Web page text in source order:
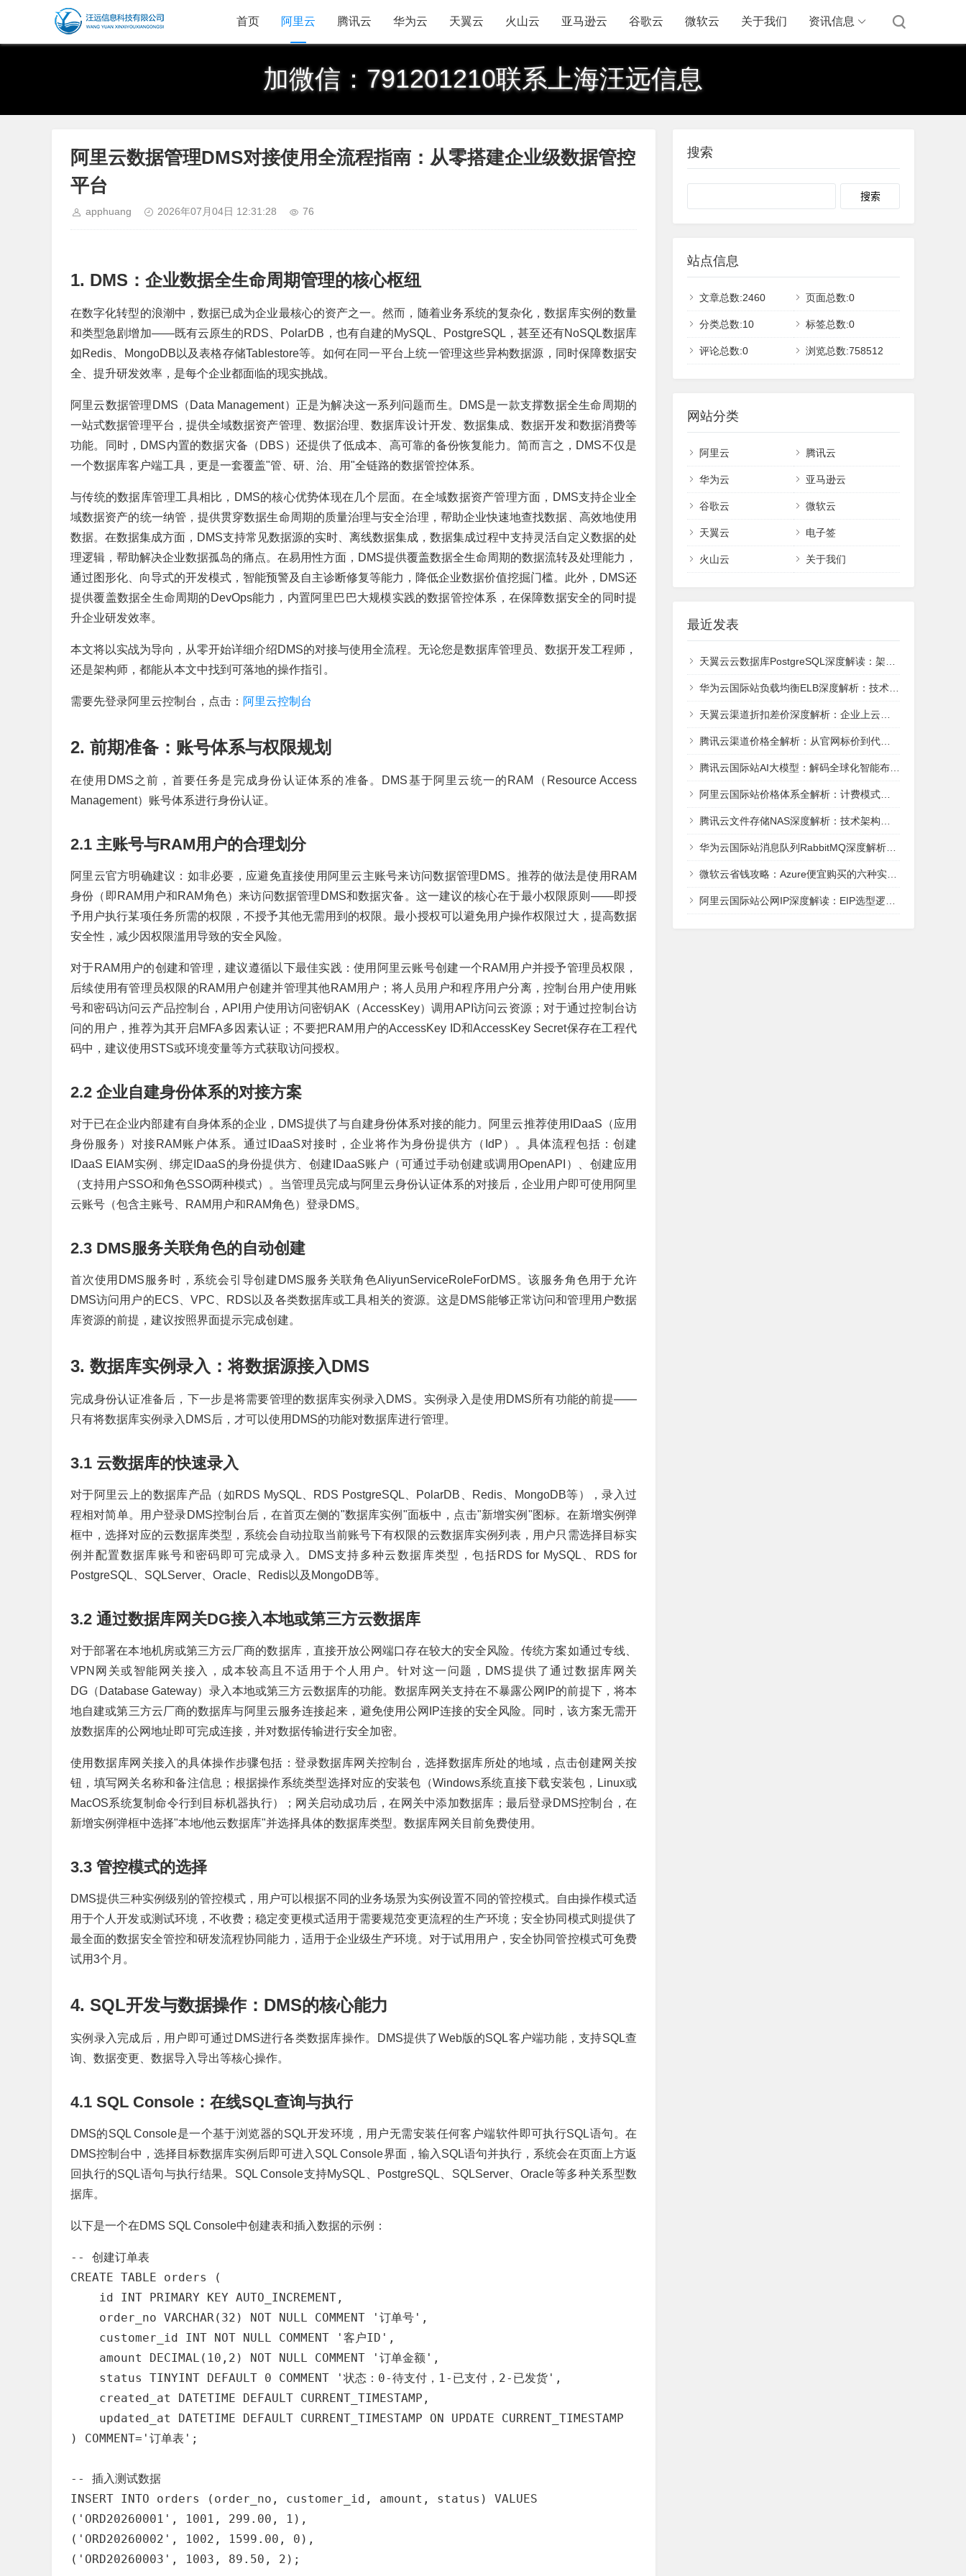
首页 阿里云 腾讯云 华为云 天翼云 火山云 亚马逊云 谷歌云 微软云 关于我们 资讯信息
加微信：791201210联系上海汪远信息
阿里云数据管理DMS对接使用全流程指南：从零搭建企业级数据管控
平台
apphuang 2026年07月04日 12:31:28 76
1. DMS：企业数据全生命周期管理的核心枢纽
在数字化转型的浪潮中，数据已成为企业最核心的资产之一。然而，随着业务系统的复杂化，数据库实例的数量
和类型急剧增加——既有云原生的RDS、PolarDB，也有自建的MySQL、PostgreSQL，甚至还有NoSQL数据库
如Redis、MongoDB以及表格存储Tablestore等。如何在同一平台上统一管理这些异构数据源，同时保障数据安
全、提升研发效率，是每个企业都面临的现实挑战。
阿里云数据管理DMS（Data Management）正是为解决这一系列问题而生。DMS是一款支撑数据全生命周期的
一站式数据管理平台，提供全域数据资产管理、数据治理、数据库设计开发、数据集成、数据开发和数据消费等
功能。同时，DMS内置的数据灾备（DBS）还提供了低成本、高可靠的备份恢复能力。简而言之，DMS不仅是
一个数据库客户端工具，更是一套覆盖"管、研、治、用"全链路的数据管控体系。
与传统的数据库管理工具相比，DMS的核心优势体现在几个层面。在全域数据资产管理方面，DMS支持企业全
域数据资产的统一纳管，提供贯穿数据生命周期的质量治理与安全治理，帮助企业快速地查找数据、高效地使用
数据。在数据集成方面，DMS支持常见数据源的实时、离线数据集成，数据集成过程中支持灵活自定义数据的处
理逻辑，帮助解决企业数据孤岛的痛点。在易用性方面，DMS提供覆盖数据全生命周期的数据流转及处理能力，
通过图形化、向导式的开发模式，智能预警及自主诊断修复等能力，降低企业数据价值挖掘门槛。此外，DMS还
提供覆盖数据全生命周期的DevOps能力，内置阿里巴巴大规模实践的数据管控体系，在保障数据安全的同时提
升企业研发效率。
本文将以实战为导向，从零开始详细介绍DMS的对接与使用全流程。无论您是数据库管理员、数据开发工程师，
还是架构师，都能从本文中找到可落地的操作指引。
需要先登录阿里云控制台，点击： 阿里云控制台
2. 前期准备：账号体系与权限规划
在使用DMS之前，首要任务是完成身份认证体系的准备。DMS基于阿里云统一的RAM（Resource Access
Management）账号体系进行身份认证。
2.1 主账号与RAM用户的合理划分
阿里云官方明确建议：如非必要，应避免直接使用阿里云主账号来访问数据管理DMS。推荐的做法是使用RAM
身份（即RAM用户和RAM角色）来访问数据管理DMS和数据灾备。这一建议的核心在于最小权限原则——即授
予用户执行某项任务所需的权限，不授予其他无需用到的权限。最小授权可以避免用户操作权限过大，提高数据
安全性，减少因权限滥用导致的安全风险。
对于RAM用户的创建和管理，建议遵循以下最佳实践：使用阿里云账号创建一个RAM用户并授予管理员权限，
后续使用有管理员权限的RAM用户创建并管理其他RAM用户；将人员用户和程序用户分离，控制台用户使用账
号和密码访问云产品控制台，API用户使用访问密钥AK（AccessKey）调用API访问云资源；对于通过控制台访
问的用户，推荐为其开启MFA多因素认证；不要把RAM用户的AccessKey ID和AccessKey Secret保存在工程代
码中，建议使用STS或环境变量等方式获取访问授权。
2.2 企业自建身份体系的对接方案
对于已在企业内部建有自身体系的企业，DMS提供了与自建身份体系对接的能力。阿里云推荐使用IDaaS（应用
身份服务）对接RAM账户体系。通过IDaaS对接时，企业将作为身份提供方（IdP）。具体流程包括：创建
IDaaS EIAM实例、绑定IDaaS的身份提供方、创建IDaaS账户（可通过手动创建或调用OpenAPI）、创建应用
（支持用户SSO和角色SSO两种模式）。当管理员完成与阿里云身份认证体系的对接后，企业用户即可使用阿里
云账号（包含主账号、RAM用户和RAM角色）登录DMS。
2.3 DMS服务关联角色的自动创建
首次使用DMS服务时，系统会引导创建DMS服务关联角色AliyunServiceRoleForDMS。该服务角色用于允许
DMS访问用户的ECS、VPC、RDS以及各类数据库或工具相关的资源。这是DMS能够正常访问和管理用户数据
库资源的前提，建议按照界面提示完成创建。
3. 数据库实例录入：将数据源接入DMS
完成身份认证准备后，下一步是将需要管理的数据库实例录入DMS。实例录入是使用DMS所有功能的前提——
只有将数据库实例录入DMS后，才可以使用DMS的功能对数据库进行管理。
3.1 云数据库的快速录入
对于阿里云上的数据库产品（如RDS MySQL、RDS PostgreSQL、PolarDB、Redis、MongoDB等），录入过
程相对简单。用户登录DMS控制台后，在首页左侧的"数据库实例"面板中，点击"新增实例"图标。在新增实例弹
框中，选择对应的云数据库类型，系统会自动拉取当前账号下有权限的云数据库实例列表，用户只需选择目标实
例并配置数据库账号和密码即可完成录入。DMS支持多种云数据库类型，包括RDS for MySQL、RDS for
PostgreSQL、SQLServer、Oracle、Redis以及MongoDB等。
3.2 通过数据库网关DG接入本地或第三方云数据库
对于部署在本地机房或第三方云厂商的数据库，直接开放公网端口存在较大的安全风险。传统方案如通过专线、
VPN网关或智能网关接入，成本较高且不适用于个人用户。针对这一问题，DMS提供了通过数据库网关
DG（Database Gateway）录入本地或第三方云数据库的功能。数据库网关支持在不暴露公网IP的前提下，将本
地自建或第三方云厂商的数据库与阿里云服务连接起来，避免使用公网IP连接的安全风险。同时，该方案无需开
放数据库的公网地址即可完成连接，并对数据传输进行安全加密。
使用数据库网关接入的具体操作步骤包括：登录数据库网关控制台，选择数据库所处的地域，点击创建网关按
钮，填写网关名称和备注信息；根据操作系统类型选择对应的安装包（Windows系统直接下载安装包，Linux或
MacOS系统复制命令行到目标机器执行）；网关启动成功后，在网关中添加数据库；最后登录DMS控制台，在
新增实例弹框中选择"本地/他云数据库"并选择具体的数据库类型。数据库网关目前免费使用。
3.3 管控模式的选择
DMS提供三种实例级别的管控模式，用户可以根据不同的业务场景为实例设置不同的管控模式。自由操作模式适
用于个人开发或测试环境，不收费；稳定变更模式适用于需要规范变更流程的生产环境；安全协同模式则提供了
最全面的数据安全管控和研发流程协同能力，适用于企业级生产环境。对于试用用户，安全协同管控模式可免费
试用3个月。
4. SQL开发与数据操作：DMS的核心能力
实例录入完成后，用户即可通过DMS进行各类数据库操作。DMS提供了Web版的SQL客户端功能，支持SQL查
询、数据变更、数据导入导出等核心操作。
4.1 SQL Console：在线SQL查询与执行
DMS的SQL Console是一个基于浏览器的SQL开发环境，用户无需安装任何客户端软件即可执行SQL语句。在
DMS控制台中，选择目标数据库实例后即可进入SQL Console界面，输入SQL语句并执行，系统会在页面上方返
回执行的SQL语句与执行结果。SQL Console支持MySQL、PostgreSQL、SQLServer、Oracle等多种关系型数
据库。
以下是一个在DMS SQL Console中创建表和插入数据的示例：
-- 创建订单表
CREATE TABLE orders (
    id INT PRIMARY KEY AUTO_INCREMENT,
    order_no VARCHAR(32) NOT NULL COMMENT '订单号',
    customer_id INT NOT NULL COMMENT '客户ID',
    amount DECIMAL(10,2) NOT NULL COMMENT '订单金额',
    status TINYINT DEFAULT 0 COMMENT '状态：0-待支付，1-已支付，2-已发货',
    created_at DATETIME DEFAULT CURRENT_TIMESTAMP,
    updated_at DATETIME DEFAULT CURRENT_TIMESTAMP ON UPDATE CURRENT_TIMESTAMP
) COMMENT='订单表';
-- 插入测试数据
INSERT INTO orders (order_no, customer_id, amount, status) VALUES
('ORD20260001', 1001, 299.00, 1),
('ORD20260002', 1002, 1599.00, 0),
('ORD20260003', 1003, 89.50, 2);
搜索
Search
站点信息
文章总数:2460 页面总数:0
分类总数:10 标签总数:0
评论总数:0 浏览总数:758512
网站分类
阿里云 腾讯云
华为云 亚马逊云
谷歌云 微软云
天翼云 电子签
火山云 关于我们
最近发表
天翼云云数据库PostgreSQL深度解读：架构、性能与AI就绪能力全解析
华为云国际站负载均衡ELB深度解析：技术架构、选型实战与场景适配全攻略
天翼云渠道折扣差价深度解析：企业上云的成本优化路径
腾讯云渠道价格全解析：从官网标价到代理商折扣的省钱密码
腾讯云国际站AI大模型：解码全球化智能布局的云上棋局
阿里云国际站价格体系全解析：计费模式、折扣策略与成本优化指南
腾讯云文件存储NAS深度解析：技术架构、性能指标与实战选型指南
华为云国际站消息队列RabbitMQ深度解析：架构、性能与实战选型
微软云省钱攻略：Azure便宜购买的六种实用方法
阿里云国际站公网IP深度解读：EIP选型逻辑与成本优化实战指南